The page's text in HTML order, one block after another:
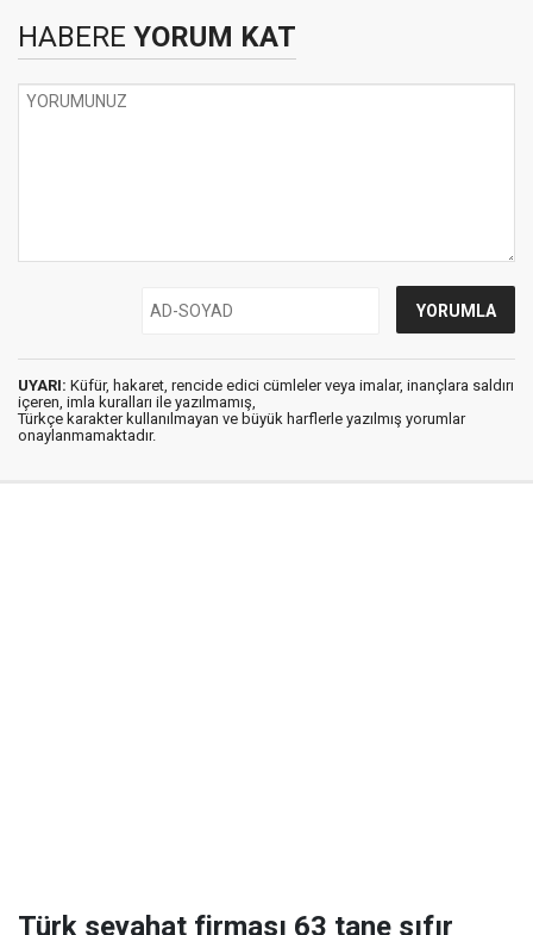
HABERE YORUM KAT
UYARI: Küfür, hakaret, rencide edici cümleler veya imalar, inançlara saldırı
içeren, imla kuralları ile yazılmamış,
Türkçe karakter kullanılmayan ve büyük harflerle yazılmış yorumlar
onaylanmamaktadır.
Türk seyahat firması 63 tane sıfır